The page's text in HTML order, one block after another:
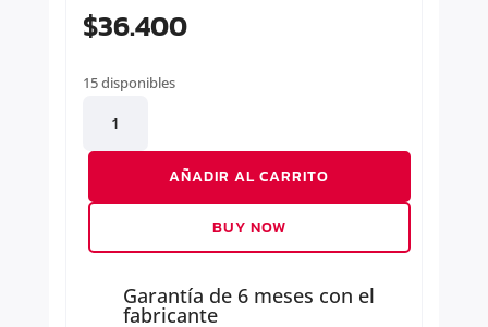
$36.400
15 disponibles
DISTRIBUCION
cantidad
AÑADIR AL CARRITO
BUY NOW
Garantía de 6 meses con el
fabricante